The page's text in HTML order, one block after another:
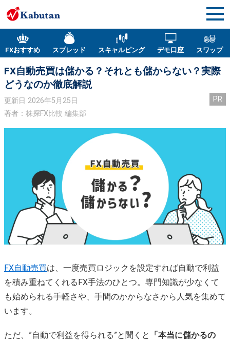
FXおすすめ スプレッド スキャルピング デモ口座 スワップ
FX自動売買は儲かる？それとも儲からない？実際
どうなのか徹底解説
更新日 2026年5月25日
PR
著者：株探FX比較 編集部
FX自動売買は、一度売買ロジックを設定すれば自動で利益
を積み重ねてくれるFX手法のひとつ。専門知識が少なくて
も始められる手軽さや、手間のかからなさから人気を集めて
います。
ただ、”自動で利益を得られる”と聞くと
「本当に儲かるの